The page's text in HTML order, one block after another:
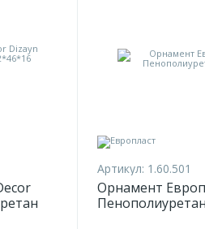
Артикул: 1.60.501
Орнамент